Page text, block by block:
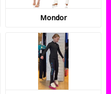
Mondor